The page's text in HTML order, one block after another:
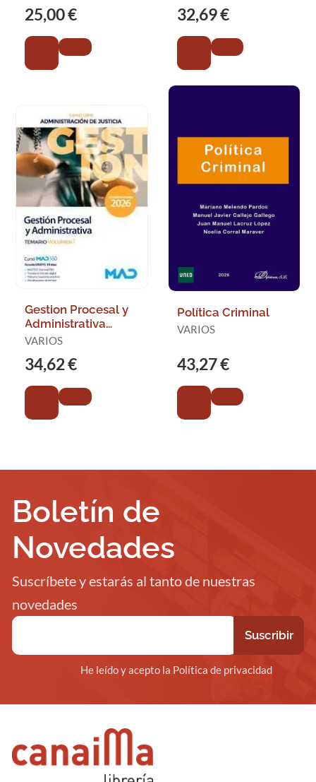
25,00 €
Temario 3
32,69 €
Gestion Procesal y
Administrativa
Temario Vol. 1 Turno
Administracion de
VARIOS
34,62 €
Política Criminal
VARIOS
43,27 €
Boletín de
Novedades
Suscríbete y estarás al tanto de nuestras
novedades
He leído y acepto la Política de privacidad